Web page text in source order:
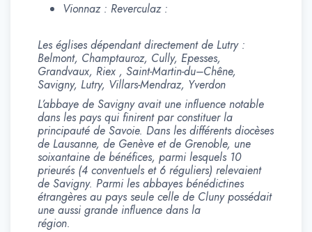
Vionnaz : Reverculaz :
Les églises dépendant directement de Lutry :
Belmont, Champtauroz, Cully, Epesses,
Grandvaux, Riex , Saint-Martin-du–Chêne,
Savigny, Lutry, Villars-Mendraz, Yverdon
L’abbaye de Savigny avait une influence notable
dans les pays qui finirent par constituer la
principauté de Savoie. Dans les différents diocèses
de Lausanne, de Genève et de Grenoble, une
soixantaine de bénéfices, parmi lesquels 10
prieurés (4 conventuels et 6 réguliers) relevaient
de Savigny. Parmi les abbayes bénédictines
étrangères au pays seule celle de Cluny possédait
une aussi grande influence dans la
région.